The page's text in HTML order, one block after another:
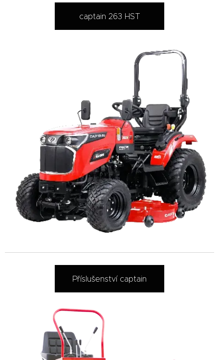
captain 263 HST
Příslušenství captain